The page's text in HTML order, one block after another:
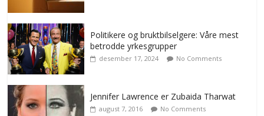
Politikere og bruktbilselgere: Våre mest
betrodde yrkesgrupper
desember 17, 2024 No Comments
Jennifer Lawrence er Zubaida Tharwat
august 7, 2016 No Comments